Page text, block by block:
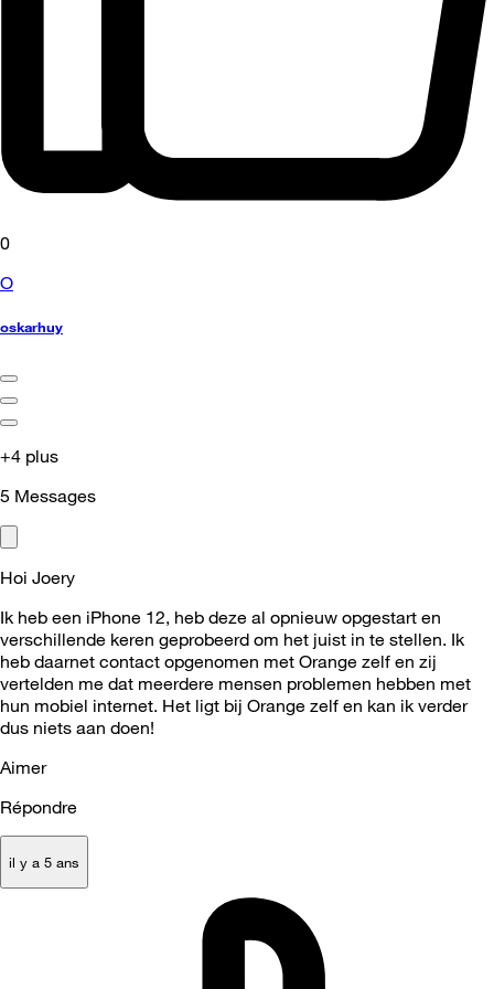
0
O
oskarhuy
+4 plus
5 Messages
Hoi Joery
Ik heb een iPhone 12, heb deze al opnieuw opgestart en
verschillende keren geprobeerd om het juist in te stellen. Ik
heb daarnet contact opgenomen met Orange zelf en zij
vertelden me dat meerdere mensen problemen hebben met
hun mobiel internet. Het ligt bij Orange zelf en kan ik verder
dus niets aan doen!
Aimer
Répondre
il y a 5 ans